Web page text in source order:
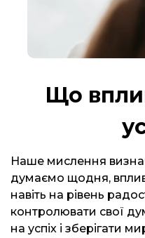
Що
Наше мислення
думаємо щодня,
навіть на рівень
контролювати свої
на успіх і зберігати